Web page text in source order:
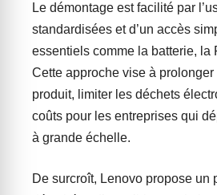
Le démontage est facilité par
standardisées et d’un accès
essentiels comme la batterie, la
Cette approche vise à
produit, limiter les déchets
coûts pour les entreprises qui
à grande échelle.
De surcroît, Lenovo propose un